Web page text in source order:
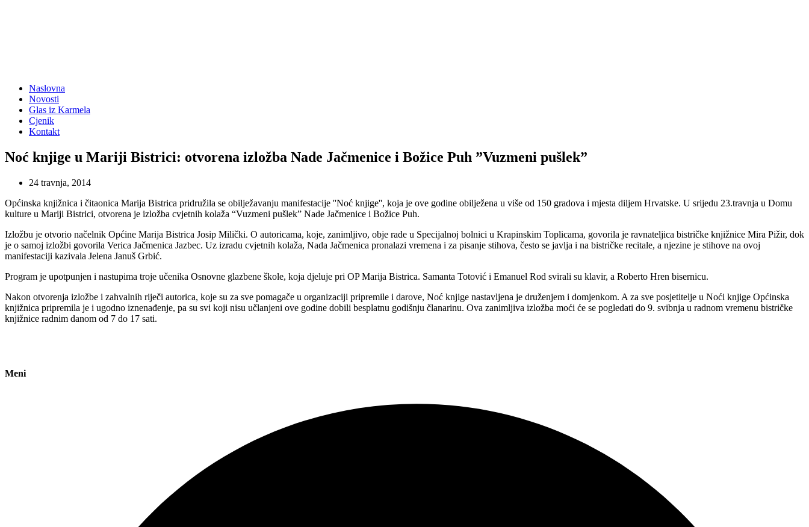
Naslovna
Novosti
Glas iz Karmela
Cjenik
Kontakt
Noć knjige u Mariji Bistrici: otvorena izložba Nade Jačmenice i Božice Puh ”Vuzmeni pušlek”
24 travnja, 2014
Općinska knjižnica i čitaonica Marija Bistrica pridružila se obilježavanju manifestacije ''Noć knjige'', koja je ove godine obilježena u više od 150 gradova i mjesta diljem Hrvatske. U srijedu 23.travnja u Domu
kulture u Mariji Bistrici, otvorena je izložba cvjetnih kolaža “Vuzmeni pušlek” Nade Jačmenice i Božice Puh.
Izložbu je otvorio načelnik Općine Marija Bistrica Josip Milički. O autoricama, koje, zanimljivo, obje rade u Specijalnoj bolnici u Krapinskim Toplicama, govorila je ravnateljica bistričke knjižnice Mira Pižir, dok
je o samoj izložbi govorila Verica Jačmenica Jazbec. Uz izradu cvjetnih kolaža, Nada Jačmenica pronalazi vremena i za pisanje stihova, često se javlja i na bistričke recitale, a njezine je stihove na ovoj
manifestaciji kazivala Jelena Januš Grbić.
Program je upotpunjen i nastupima troje učenika Osnovne glazbene škole, koja djeluje pri OP Marija Bistrica. Samanta Totović i Emanuel Rod svirali su klavir, a Roberto Hren bisernicu.
Nakon otvorenja izložbe i zahvalnih riječi autorica, koje su za sve pomagače u organizaciji pripremile i darove, Noć knjige nastavljena je druženjem i domjenkom. A za sve posjetitelje u Noći knjige Općinska
knjižnica pripremila je i ugodno iznenađenje, pa su svi koji nisu učlanjeni ove godine dobili besplatnu godišnju članarinu. Ova zanimljiva izložba moći će se pogledati do 9. svibnja u radnom vremenu bistričke
knjižnice radnim danom od 7 do 17 sati.
Meni